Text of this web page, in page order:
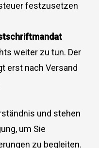
festzusetzen
weiter zu tun. Der
erst nach Versand
und stehen
um Sie
zu begleiten.